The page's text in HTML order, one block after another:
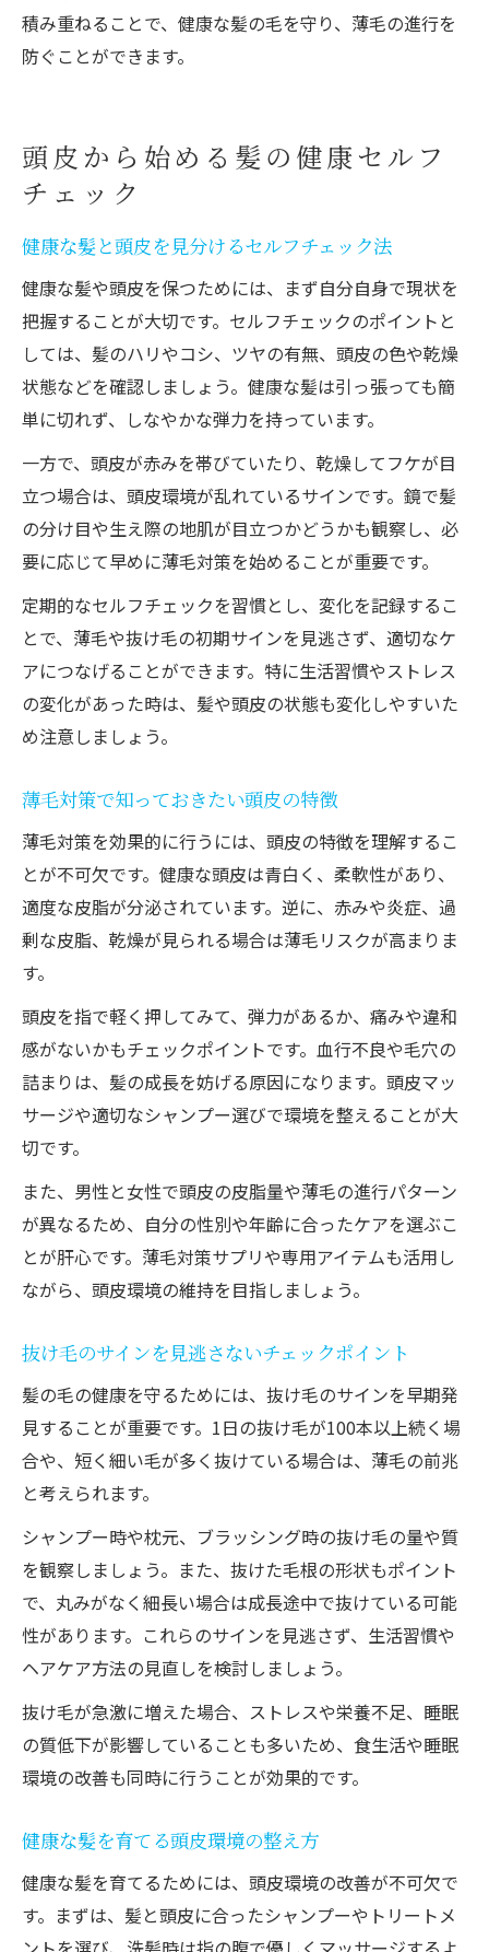
積み重ねることで、健康な髪の毛を守り、薄毛の進行を
防ぐことができます。
頭皮から始める髪の健康セルフ
チェック
健康な髪と頭皮を見分けるセルフチェック法
健康な髪や頭皮を保つためには、まず自分自身で現状を
把握することが大切です。セルフチェックのポイントと
しては、髪のハリやコシ、ツヤの有無、頭皮の色や乾燥
状態などを確認しましょう。健康な髪は引っ張っても簡
単に切れず、しなやかな弾力を持っています。
一方で、頭皮が赤みを帯びていたり、乾燥してフケが目
立つ場合は、頭皮環境が乱れているサインです。鏡で髪
の分け目や生え際の地肌が目立つかどうかも観察し、必
要に応じて早めに薄毛対策を始めることが重要です。
定期的なセルフチェックを習慣とし、変化を記録するこ
とで、薄毛や抜け毛の初期サインを見逃さず、適切なケ
アにつなげることができます。特に生活習慣やストレス
の変化があった時は、髪や頭皮の状態も変化しやすいた
め注意しましょう。
薄毛対策で知っておきたい頭皮の特徴
薄毛対策を効果的に行うには、頭皮の特徴を理解するこ
とが不可欠です。健康な頭皮は青白く、柔軟性があり、
適度な皮脂が分泌されています。逆に、赤みや炎症、過
剰な皮脂、乾燥が見られる場合は薄毛リスクが高まりま
す。
頭皮を指で軽く押してみて、弾力があるか、痛みや違和
感がないかもチェックポイントです。血行不良や毛穴の
詰まりは、髪の成長を妨げる原因になります。頭皮マッ
サージや適切なシャンプー選びで環境を整えることが大
切です。
また、男性と女性で頭皮の皮脂量や薄毛の進行パターン
が異なるため、自分の性別や年齢に合ったケアを選ぶこ
とが肝心です。薄毛対策サプリや専用アイテムも活用し
ながら、頭皮環境の維持を目指しましょう。
抜け毛のサインを見逃さないチェックポイント
髪の毛の健康を守るためには、抜け毛のサインを早期発
見することが重要です。1日の抜け毛が100本以上続く場
合や、短く細い毛が多く抜けている場合は、薄毛の前兆
と考えられます。
シャンプー時や枕元、ブラッシング時の抜け毛の量や質
を観察しましょう。また、抜けた毛根の形状もポイント
で、丸みがなく細長い場合は成長途中で抜けている可能
性があります。これらのサインを見逃さず、生活習慣や
ヘアケア方法の見直しを検討しましょう。
抜け毛が急激に増えた場合、ストレスや栄養不足、睡眠
の質低下が影響していることも多いため、食生活や睡眠
環境の改善も同時に行うことが効果的です。
健康な髪を育てる頭皮環境の整え方
健康な髪を育てるためには、頭皮環境の改善が不可欠で
す。まずは、髪と頭皮に合ったシャンプーやトリートメ